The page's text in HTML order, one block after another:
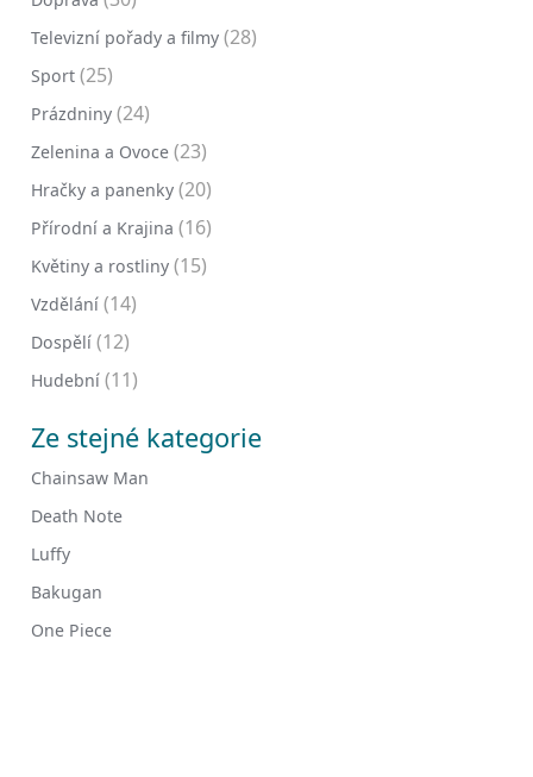
Televizní pořady a filmy (28)
Sport (25)
Prázdniny (24)
Zelenina a Ovoce (23)
Hračky a panenky (20)
Přírodní a Krajina (16)
Květiny a rostliny (15)
Vzdělání (14)
Dospělí (12)
Hudební (11)
Ze stejné kategorie
Chainsaw Man
Death Note
Luffy
Bakugan
One Piece